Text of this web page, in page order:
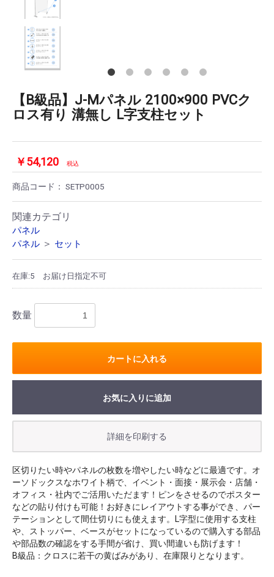
【B級品】J-Mパネル 2100×900 PVCク
ロス有り 溝無し L字支柱セット
￥54,120 税込
商品コード： SETP0005
関連カテゴリ
パネル
パネル ＞ セット
在庫:5 お届け日指定不可
数量
カートに入れる
お気に入りに追加
区切りたい時やパネルの枚数を増やしたい時などに最適です。オ
ーソドックスなホワイト柄で、イベント・面接・展示会・店舗・
オフィス・社内でご活用いただます！ピンをさせるのでポスター
などの貼り付けも可能！お好きにレイアウトする事ができ、パー
テーションとして間仕切りにも使えます。L字型に使用する支柱
や、ストッパー、ベースがセットになっているので購入する部品
や部品数の確認をする手間が省け、買い間違いも防げます！
B級品：クロスに若干の黄ばみがあり、在庫限りとなります。